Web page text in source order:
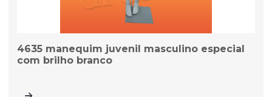
4635 manequim juvenil masculino especial
com brilho branco